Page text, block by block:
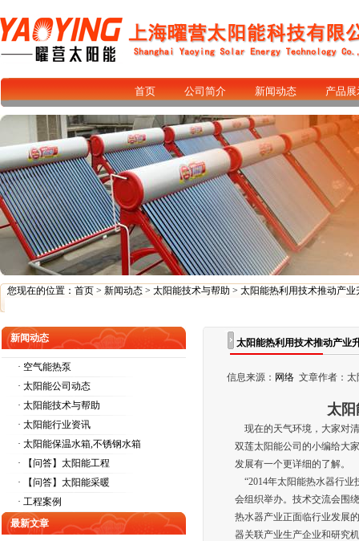
首页 公司简介 新闻动态 产品展
您现在的位置： 首页 > 新闻动态 > 太阳能技术与帮助 > 太阳能热利用技术推动产
新闻动态
· 空气能热泵
· 太阳能公司动态
· 太阳能技术与帮助
· 太阳能行业资讯
· 太阳能保温水箱,不锈钢水箱
· 【问答】太阳能工程
· 【问答】太阳能采暖
· 工程案例
最新文章
太阳能热利用技术推动产业
信息来源： 网络 文章作者：
太
现在的天气环境，大家对
双莲太阳能公司的小编给大
发展有一个更详细的了解。
“2014年太阳能热水器行业
会组织举办。技术交流会围
热水器产业正面临行业发展
器关联产业生产企业和研究